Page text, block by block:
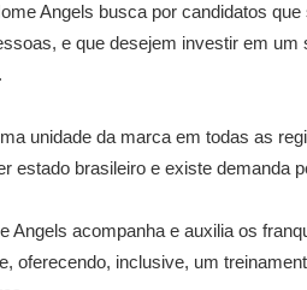
Angels busca por candidatos
e que desejem investir em um
unidade da marca em todas as
estado brasileiro e existe demanda
Angels acompanha e auxilia os
oferecendo, inclusive, um